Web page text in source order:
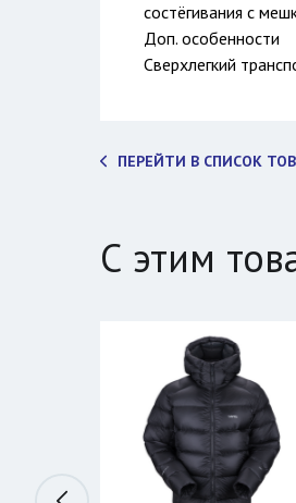
соcтёгивания с
Доп. особенности
Сверхлегкий
ПЕРЕЙТИ В СПИСОК
С этим